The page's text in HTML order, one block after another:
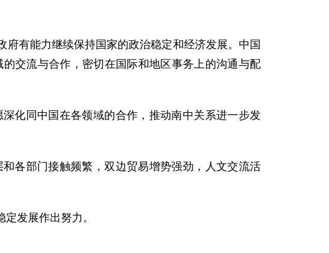
有能力继续保持国家的政治稳定和经济发展。中国
交流与合作，密切在国际和地区事务上的沟通与配
化同中国在各领域的合作，推动南中关系进一步发
各部门接触频繁，双边贸易增势强劲，人文交流活
发展作出努力。